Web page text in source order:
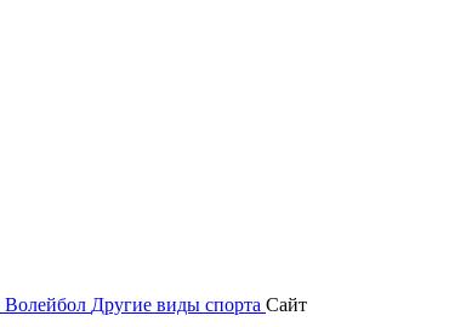
Волейбол Другие виды спорта Сайт